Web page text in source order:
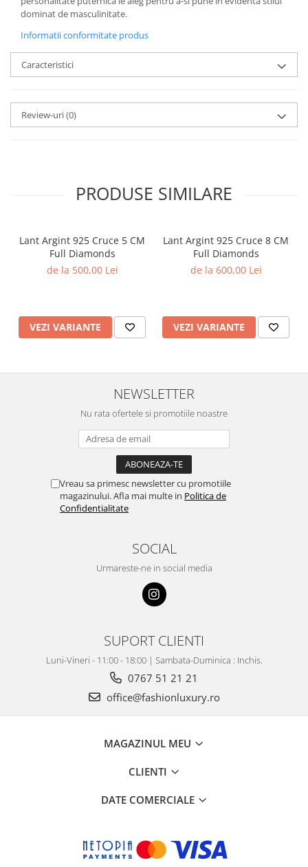
dominat de masculinitate.
Informatii conformitate produs
Caracteristici
Review-uri(0)
PRODUSE SIMILARE
Lant Argint 925 Cruce 5 CM
Full Diamonds
de la 500,00 Lei
VEZI VARIANTE
Lant Argint 925 Cruce 8 CM
Full Diamonds
de la 600,00 Lei
VEZI VARIANTE
NEWSLETTER
Nu rata ofertele si promotiile noastre
Vreau sa primesc newsletter cu promotiile
magazinului. Afla mai multe in Politica de
Confidentialitate
SOCIAL
Urmareste-ne in social media
SUPORT CLIENTI
Luni-Vineri - 11:00 - 18:00 | Sambata-Duminica : Inchis.
0767 51 21 21
office@fashionluxury.ro
MAGAZINUL MEU
CLIENTI
DATE COMERCIALE